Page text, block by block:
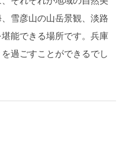
雪彦山の山岳景観、淡路
能できる場所です。兵庫
過ごすことができるでし